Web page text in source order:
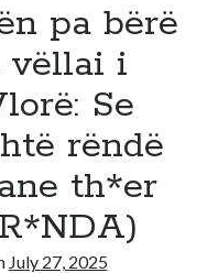
pa bërë
vëllai i
Se
rëndë
th*er
July 27, 2025